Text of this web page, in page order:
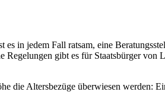
in jedem Fall ratsam, eine
gibt es für Staatsbürger von
die Altersbezüge überwiesen werden: